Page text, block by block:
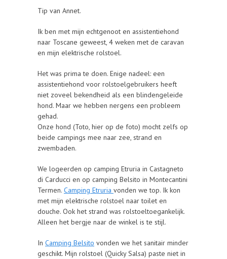
Tip van Annet.
Ik ben met mijn echtgenoot en assistentiehond
naar Toscane geweest, 4 weken met de caravan
en mijn elektrische rolstoel.
Het was prima te doen. Enige nadeel: een
assistentiehond voor rolstoelgebruikers heeft
niet zoveel bekendheid als een blindengeleide
hond. Maar we hebben nergens een probleem
gehad.
Onze hond (Toto, hier op de foto) mocht zelfs op
beide campings mee naar zee, strand en
zwembaden.
We logeerden op camping Etruria in Castagneto
di Carducci en op camping Belsito in Montecantini
Termen. Camping Etruria vonden we top. Ik kon
met mijn elektrische rolstoel naar toilet en
douche. Ook het strand was rolstoeltoegankelijk.
Alleen het bergje naar de winkel is te stijl.
In Camping Belsito vonden we het sanitair minder
geschikt. Mijn rolstoel (Quicky Salsa) paste niet in